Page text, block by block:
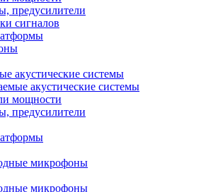
предусилители
сигналов
акустические системы
акустические системы
мощности
предусилители
микрофоны
микрофоны